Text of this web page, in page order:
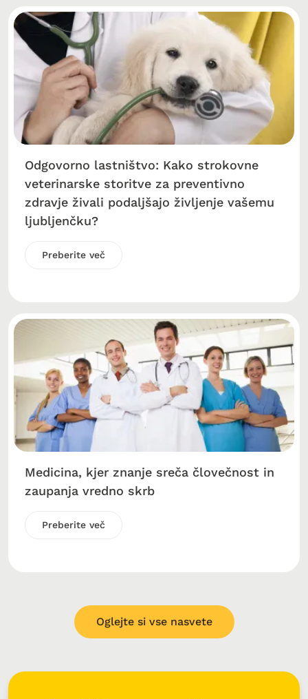
Odgovorno lastništvo: Kako strokovne
veterinarske storitve za preventivno
zdravje živali podaljšajo življenje vašemu
ljubljenčku?
Preberite več
Medicina, kjer znanje sreča človečnost in
zaupanja vredno skrb
Preberite več
Oglejte si vse nasvete